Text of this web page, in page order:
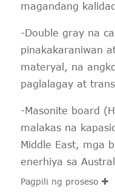
magandang
-Double gray na
pinakakaraniwan
materyal, na
paglalagay at
-Masonite board
malakas na
Middle East, mga
enerhiya sa
Pagpili ng proseso